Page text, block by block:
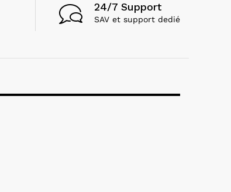
24/7 Support
SAV et support dedié